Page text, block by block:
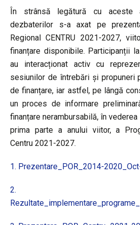
În strânsă legătură cu
dezbaterilor s-a axat pe
Regional CENTRU 2021-2027,
finanțare disponibile. Participanții
au interacționat activ cu
sesiunilor de întrebări și propuneri
de finanțare, iar astfel, pe lângă
un proces de informare
finanțare nerambursabilă, în
prima parte a anului viitor, a
Centru 2021-2027.
1. Prezentare_POR_2014-
2.